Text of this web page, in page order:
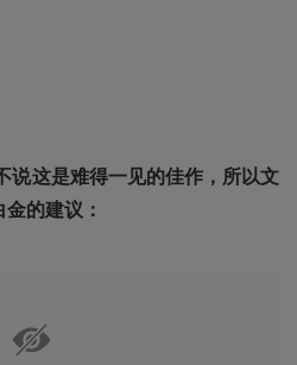
说这是难得一见的佳作，所以文
的建议：